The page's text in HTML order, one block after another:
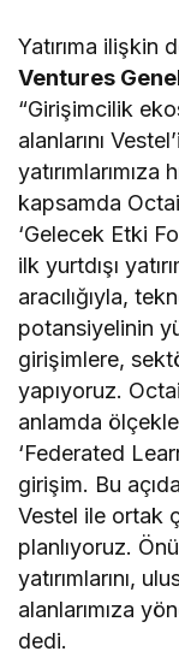
Yatırıma ilişkin
Ventures
“Girişimcilik
alanlarını
kapsamda
‘Gelecek Etki
ilk yurtdışı
aracılığıyla,
potansiyelinin
girişimlere,
yapıyoruz.
anlamda
‘Federated
girişim. Bu
Vestel ile ortak
planlıyoruz.
yatırımlarını,
alanlarımıza
dedi.